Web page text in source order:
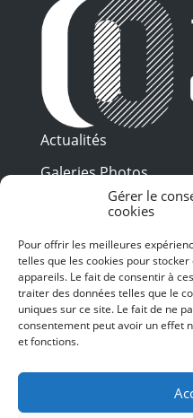
Gérer le
cookies
Pour offrir les meilleures
telles que les cookies pour
appareils. Le fait de consentir à
traiter des données telles que le
uniques sur ce site. Le fait de ne
consentement peut avoir un effet
et fonctions.
Actualités
Galeries Photos
Vidéothèque
Presse
Billetterie
Recrutement
Mentions légales
Politique de
SUIVEZ-NOUS